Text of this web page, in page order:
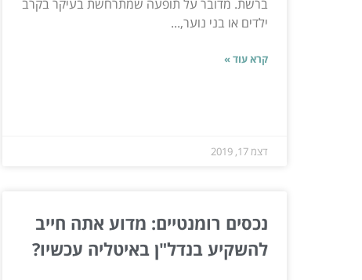
ברשת. מדובר על תופעה שמתרחשת בעיקר בקרב
ילדים או בני נוער,...
קרא עוד »
דצמ 17, 2019
נכסים רומנטיים: מדוע אתה חייב
להשקיע בנדל"ן באיטליה עכשיו?